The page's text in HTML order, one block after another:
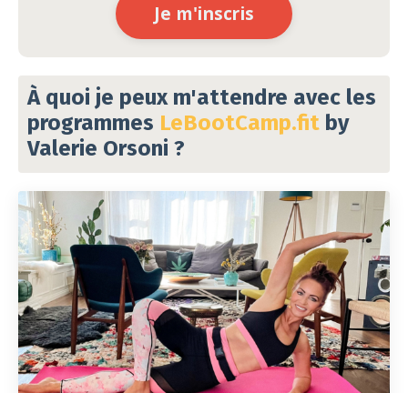
Je m'inscris
À quoi je peux m'attendre avec les
programmes LeBootCamp.fit by
Valerie Orsoni ?